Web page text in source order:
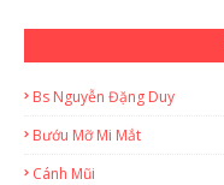
Bs Nguyễn Đặng Duy
Bướu Mỡ Mi Mắt
Cánh Mũi